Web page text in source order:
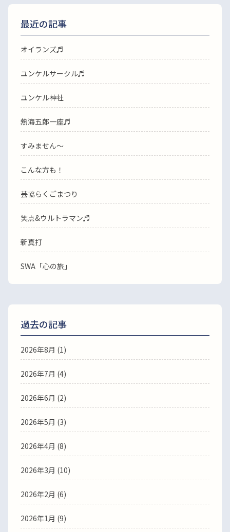
最近の記事
オイランズ♬
ユンケルサークル♬
ユンケル神社
熱海五郎一座♬
すみません〜
こんな方も！
芸協らくごまつり
笑点&ウルトラマン♬
新真打
SWA「心の旅」
過去の記事
2026年8月 (1)
2026年7月 (4)
2026年6月 (2)
2026年5月 (3)
2026年4月 (8)
2026年3月 (10)
2026年2月 (6)
2026年1月 (9)